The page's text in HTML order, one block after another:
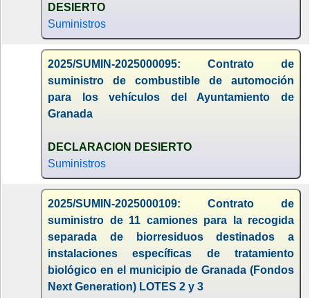
DESIERTO
Suministros
2025/SUMIN-2025000095: Contrato de
suministro de combustible de automoción
para los vehículos del Ayuntamiento de
Granada
DECLARACION DESIERTO
Suministros
2025/SUMIN-2025000109: Contrato de
suministro de 11 camiones para la recogida
separada de biorresiduos destinados a
instalaciones específicas de tratamiento
biológico en el municipio de Granada (Fondos
Next Generation) LOTES 2 y 3